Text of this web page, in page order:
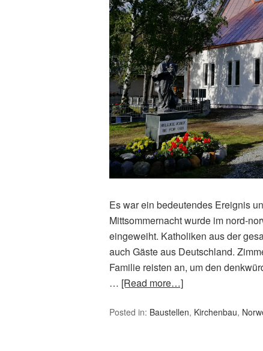
Es war ein bedeutendes Ereignis
Mittsommernacht wurde im nord-
eingeweiht. Katholiken aus der
auch Gäste aus Deutschland.
Familie reisten an, um den
… [Read more…]
Posted in: Baustellen, Kirchenbau,